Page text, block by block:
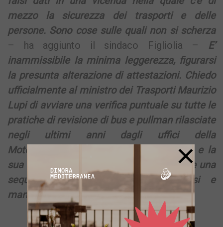
mezzo la sicurezza dei trasporti e delle
persone. Sono cose sulle quali non si scherza
– ha aggiunto il sindaco Figliolia – E’
inammissibile la minima leggerezza, figurarsi
la presunta alterazione di attestazioni. Chiedo
ufficialmente al ministro dei Trasporti Maurizio
Lupi di avviare una verifica puntuale su tutte le
pratiche di revisione di bus e pullman rilasciate
negli ultimi anni dagli uffici della
Motorizzazione civile di Napoli. Pozzuoli e la
sua comunità hanno pagato con il sangue una
sequela di presunte omissioni, abusi e
mancanze anche di pubblici funzionari».
×